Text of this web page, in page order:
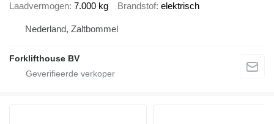
Laadvermogen 7.000 kg Brandstof elektrisch
Nederland, Zaltbommel
Forklifthouse BV